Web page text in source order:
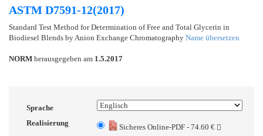
ASTM D7591-12(2017)
Standard Test Method for Determination of Free and Total Glycerin in
Biodiesel Blends by Anion Exchange Chromatography Name übersetzen
NORM herausgegeben am 1.5.2017
Sprache
Realisierung
Sicheres Online-PDF - 74.60 €